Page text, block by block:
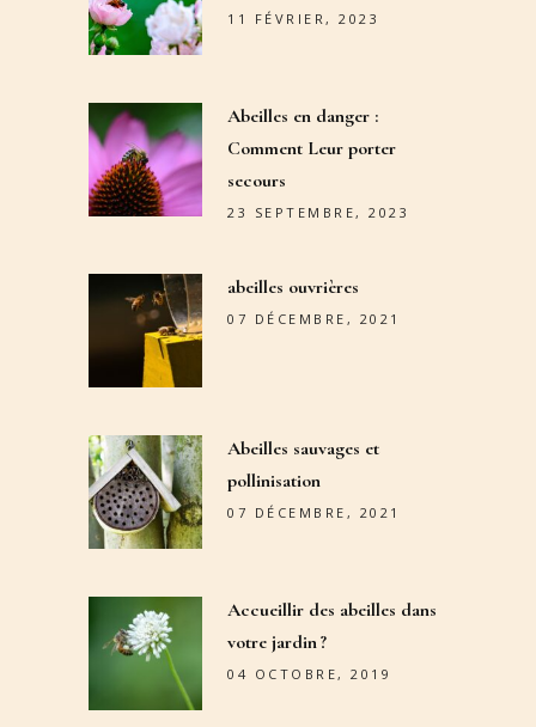
11 FÉVRIER, 2023
Abeilles en danger :
Comment Leur porter
secours
23 SEPTEMBRE, 2023
abeilles ouvrières
07 DÉCEMBRE, 2021
Abeilles sauvages et
pollinisation
07 DÉCEMBRE, 2021
Accueillir des abeilles dans
votre jardin ?
04 OCTOBRE, 2019